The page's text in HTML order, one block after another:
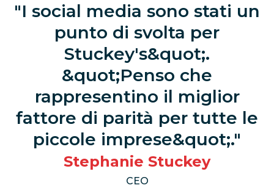
I social media sono stati un
punto di svolta per
Stuckey's&quot;.
&quot;Penso che
rappresentino il miglior
fattore di parità per tutte le
piccole imprese&quot;.
Stephanie Stuckey
CEO